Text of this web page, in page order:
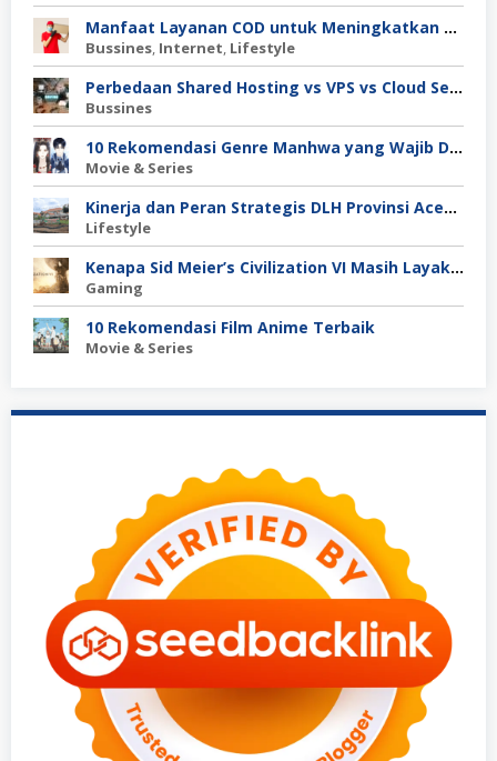
Manfaat Layanan COD untuk Meningkatkan Kepercayaan Pembeli
Bussines, Internet, Lifestyle
Perbedaan Shared Hosting vs VPS vs Cloud Server: Mana untuk Project Skala Menengah?
Bussines
10 Rekomendasi Genre Manhwa yang Wajib Dibaca
Movie & Series
Kinerja dan Peran Strategis DLH Provinsi Aceh dalam Pengelolaan Lingkungan Hidup
Lifestyle
Kenapa Sid Meier’s Civilization VI Masih Layak Dimainkan?
Gaming
10 Rekomendasi Film Anime Terbaik
Movie & Series